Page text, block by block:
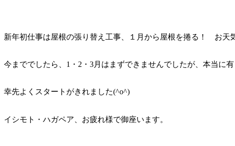
新年初仕事は屋根の張り替え工事、１月から屋根を捲る！ お天
今まででしたら、1・2・3月はまずできませんでしたが、本当に
幸先よくスタートがきれました(^o^)
イシモト・ハガペア、お疲れ様で御座います。